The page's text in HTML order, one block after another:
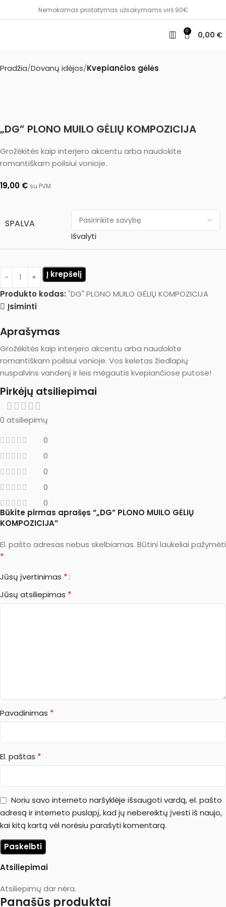
Nemokamas pristatymas užsakymams virš 90€
0 0,00 €
Pradžia Dovanų idėjos Kvepiančios gėlės
„DG” PLONO MUILO GĖLIŲ KOMPOZICIJA
Grožėkitės kaip interjero akcentu arba naudokite
romantiškam poilsiui vonioje.
19,00 € su PVM
SPALVA
Išvalyti
Į krepšelį
Produkto kodas: "DG" PLONO MUILO GĖLIŲ KOMPOZICIJA
Įsiminti
Aprašymas
Grožėkitės kaip interjero akcentu arba naudokite
romantiškam poilsiui vonioje. Vos keletas žiedlapių
nuspalvins vandenį ir leis mėgautis kvepiančiose putose!
Pirkėjų atsiliepimai
0 atsiliepimų
0
0
0
0
0
Atsiliepimai
Atsiliepimų dar nėra.
Būkite pirmas aprašęs “„DG” PLONO MUILO GĖLIŲ
KOMPOZICIJA”
El. pašto adresas nebus skelbiamas. Būtini laukeliai pažymėti
*
Jūsų įvertinimas *
Jūsų atsiliepimas *
Pavadinimas *
El. paštas *
Noriu savo interneto naršyklėje išsaugoti vardą, el. pašto
adresą ir interneto puslapį, kad jų nebereiktų įvesti iš naujo,
kai kitą kartą vėl norėsiu parašyti komentarą.
Panašūs produktai